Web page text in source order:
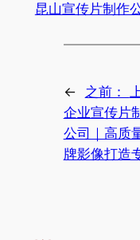
昆山宣传片制作
← 之前：
企业宣传片
公司｜高质
牌影像打造